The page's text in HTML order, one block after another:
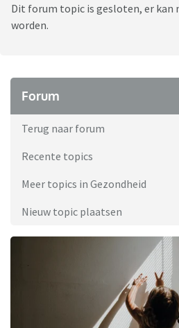
Dit forum topic is gesloten, er kan
worden.
Forum
Terug naar forum
Recente topics
Meer topics in Gezondheid
Nieuw topic plaatsen